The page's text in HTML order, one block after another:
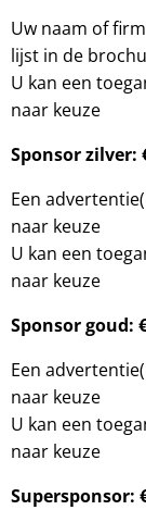
Uw naam of
lijst in de
U kan een
naar keuze
Sponsor zilver:
Een
naar keuze
U kan een
naar keuze
Sponsor goud:
Een
naar keuze
U kan een
naar keuze
Supersponsor: